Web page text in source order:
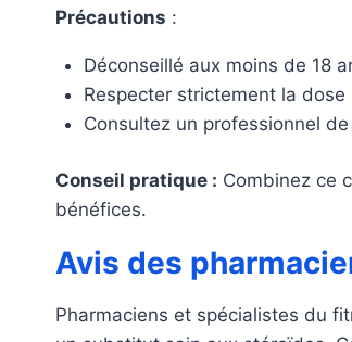
Précautions :
Déconseillé aux moins de 18
Respecter strictement la
Consultez un professionnel
Conseil pratique : Combinez ce
bénéfices.
Avis des
Pharmaciens et spécialistes du